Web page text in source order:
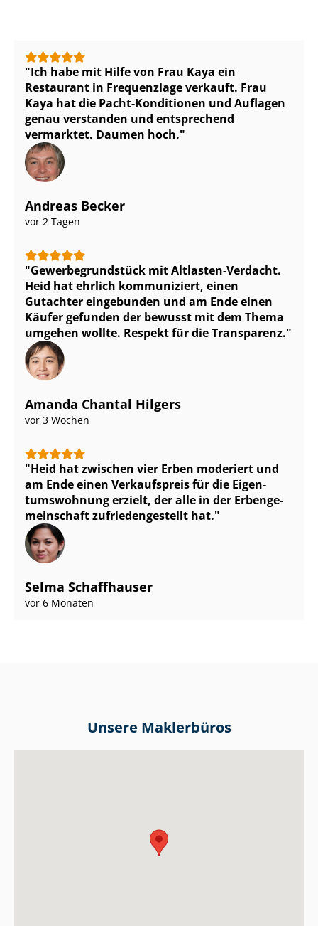
Ich habe mit Hilfe von Frau Kaya ein
Restaurant in Frequenzlage verkauft. Frau
Kaya hat die Pacht-Konditionen und Auflagen
genau verstanden und entsprechend
vermarktet. Daumen hoch.
Andreas Becker
vor 2 Tagen
Ge­wer­be­grund­stück mit Altlasten-Verdacht.
Heid hat ehrlich kommuniziert, einen
Gutachter eingebunden und am Ende einen
Käufer gefunden der bewusst mit dem Thema
umgehen wollte. Respekt für die Transparenz.
Amanda Chantal Hilgers
vor 3 Wochen
Heid hat zwischen vier Erben moderiert und
am Ende einen Verkaufspreis für die Ei­gen­
tums­woh­nung erzielt, der alle in der Er­ben­ge­
mein­schaft zu­frie­den­ge­stellt hat.
Selma Schaffhauser
vor 6 Monaten
Unsere Maklerbüros